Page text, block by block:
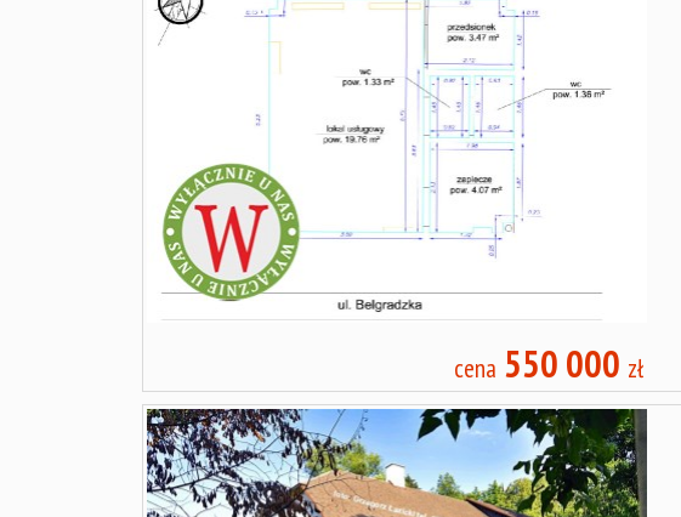
cena 550 000 zł